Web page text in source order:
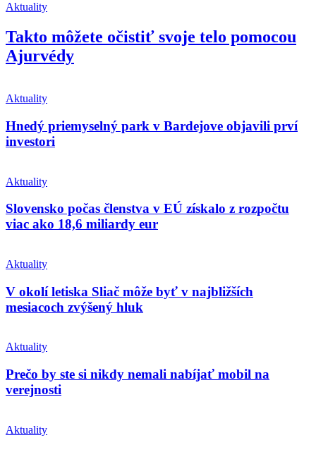
Aktuality
Takto môžete očistiť svoje telo pomocou
Ajurvédy
Aktuality
Hnedý priemyselný park v Bardejove objavili prví
investori
Aktuality
Slovensko počas členstva v EÚ získalo z rozpočtu
viac ako 18,6 miliardy eur
Aktuality
V okolí letiska Sliač môže byť v najbližších
mesiacoch zvýšený hluk
Aktuality
Prečo by ste si nikdy nemali nabíjať mobil na
verejnosti
Aktuality